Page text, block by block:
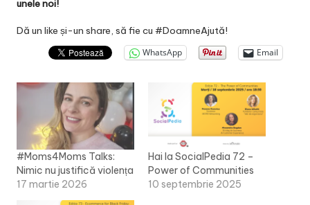
unele noi!
Dă un like și-un share, să fie cu #DoamneAjută!
WhatsApp Email
#Moms4Moms Talks:
Nimic nu justifică violența
17 martie 2026
Hai la SocialPedia 72 –
Power of Communities
10 septembrie 2025